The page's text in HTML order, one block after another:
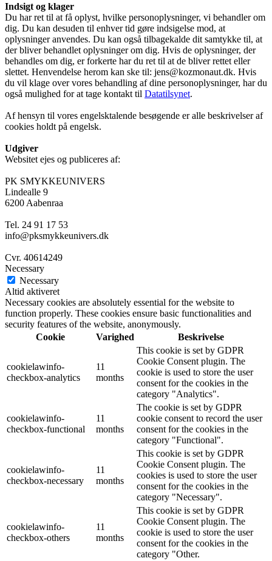
Indsigt og klager
Du har ret til at få oplyst, hvilke personoplysninger, vi behandler om
dig. Du kan desuden til enhver tid gøre indsigelse mod, at
oplysninger anvendes. Du kan også tilbagekalde dit samtykke til, at
der bliver behandlet oplysninger om dig. Hvis de oplysninger, der
behandles om dig, er forkerte har du ret til at de bliver rettet eller
slettet. Henvendelse herom kan ske til: jens@kozmonaut.dk. Hvis
du vil klage over vores behandling af dine personoplysninger, har du
også mulighed for at tage kontakt til Datatilsynet.
Af hensyn til vores engelsktalende besøgende er alle beskrivelser af
cookies holdt på engelsk.
Udgiver
Websitet ejes og publiceres af:
PK SMYKKEUNIVERS
Lindealle 9
6200 Aabenraa
Tel. 24 91 17 53
info@pksmykkeunivers.dk
Cvr. 40614249
Necessary
Necessary
Altid aktiveret
Necessary cookies are absolutely essential for the website to
function properly. These cookies ensure basic functionalities and
security features of the website, anonymously.
Cookie
Varighed Beskrivelse
cookielawinfo-
checkbox-analytics
11
months
This cookie is set by GDPR
Cookie Consent plugin. The
cookie is used to store the user
consent for the cookies in the
category "Analytics".
cookielawinfo-
checkbox-functional
11
months
The cookie is set by GDPR
cookie consent to record the user
consent for the cookies in the
category "Functional".
cookielawinfo-
checkbox-necessary
11
months
This cookie is set by GDPR
Cookie Consent plugin. The
cookies is used to store the user
consent for the cookies in the
category "Necessary".
cookielawinfo-
checkbox-others
11
months
This cookie is set by GDPR
Cookie Consent plugin. The
cookie is used to store the user
consent for the cookies in the
category "Other.